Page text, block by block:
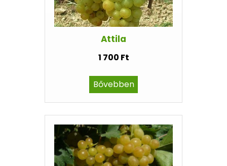
Attila
1 700 Ft
Bővebben